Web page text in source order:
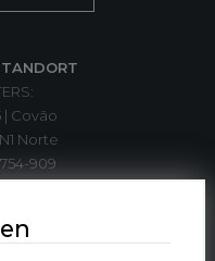
| Covão
Norte
909